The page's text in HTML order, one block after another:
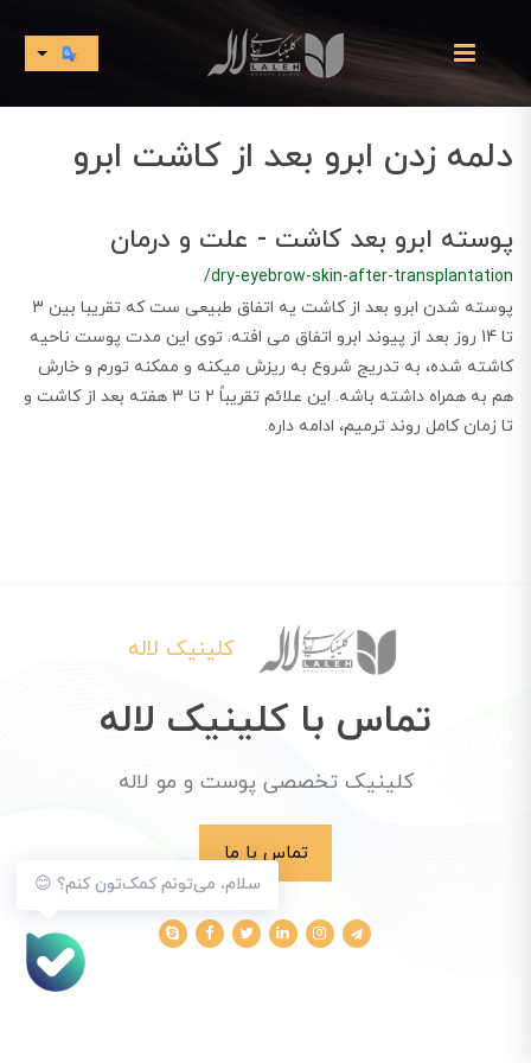
دلمه زدن ابرو بعد از کاشت ابرو
پوسته ابرو بعد کاشت - علت و درمان
/dry-eyebrow-skin-after-transplantation
پوسته شدن ابرو بعد از کاشت یه اتفاق طبیعی ست که تقریبا بین 3
تا 14 روز بعد از پیوند ابرو اتفاق می افته. توی این مدت پوست ناحیه
کاشته شده، به‌ تدریج شروع به ریزش میکنه و ممکنه تورم و خارش
هم به همراه داشته باشه. این علائم تقریباً 2 تا 3 هفته بعد از کاشت و
تا زمان کامل روند ترمیم، ادامه داره.
سلام، می‌تونم کمک‌تون کنم؟ 😊
کلینیک لاله
تماس با کلینیک لاله
کلینیک تخصصی پوست و مو لاله
تماس با ما